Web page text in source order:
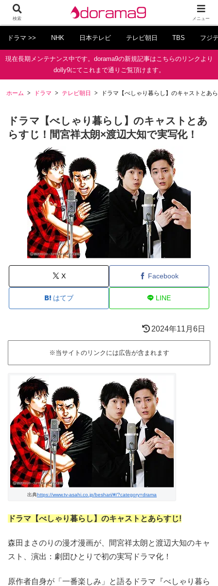
ドラマ >> NHK 日本テレビ テレビ朝日 TBS フジ
現在長期メンテナンス中です。dorama9の新規記事はこちらのリンクより
dolly9にてこれまで通りご覧頂けます。
ホーム ドラマ テレビ朝日 ドラマ【べしゃり暮らし】のキャストとあ
ドラマ【べしゃり暮らし】のキャストとあ
らすじ！間宮祥太朗×渡辺大知で実写化！
X Facebook
はてブ LINE
2024年11月6日
※当サイトのリンクには広告が含まれます
出典https://www.tv-asahi.co.jp/beshari/#/?category=drama
ドラマ【べしゃり暮らし 】のキャストとあらすじ!
森田まさのりの漫才漫画が、間宮祥太朗と渡辺大知のキャ
スト、演出：劇団ひとりで初の実写ドラマ化！
原作者自身が「一番楽しみ」と語るドラマ『べしゃり暮ら
検索 メニュー